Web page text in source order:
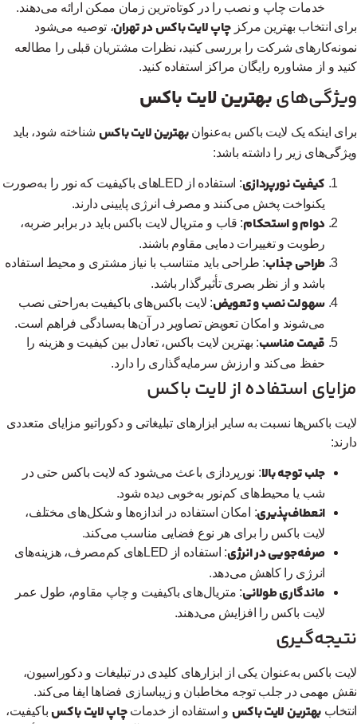
خدمات چاپ و نصب را در کوتاه‌ترین زمان ممکن ارائه می‌دهند.
انتخاب بهترین مرکزچاپ لایت باکس در تهران، توصیه می‌شود
شرکت را بررسی کنید، نظرات مشتریان قبلی را مطالعه
و از مشاوره رایگان مراکز استفاده کنید.
بهترین لایت باکس
اینکه یک لایت باکس به‌عنوانبهترین لایت باکسشناخته شود، باید
زیر را داشته باشد:
کیفیت نورپردازی
: استفاده از LEDهای باکیفیت که نور را به‌صورت
یکنواخت پخش می‌کنند و مصرف انرژی پایینی دارند.
دوام و استحکام: قاب و متریال لایت باکس باید در برابر ضربه،
رطوبت و تغییرات دمایی مقاوم باشند.
طراحی جذاب: طراحی باید متناسب با نیاز مشتری و محیط استفاده
باشد و از نظر بصری تأثیرگذار باشد.
سهولت نصب و تعویض: لایت باکس‌های باکیفیت به‌راحتی نصب
می‌شوند و امکان تعویض تصاویر در آن‌ها به‌سادگی فراهم است.
قیمت مناسب: بهترین لایت باکس، تعادل بین کیفیت و هزینه را
حفظ می‌کند و ارزش سرمایه‌گذاری را دارد.
استفاده از لایت باکس
باکس‌ها نسبت به سایر ابزارهای تبلیغاتی و دکوراتیو مزایای متعددی
جلب توجه بالا: نورپردازی باعث می‌شود که لایت باکس حتی در
شب یا محیط‌های کم‌نور به‌خوبی دیده شود.
انعطاف‌پذیری: امکان استفاده در اندازه‌ها و شکل‌های مختلف،
لایت باکس را برای هر نوع فضایی مناسب می‌کند.
صرفه‌جویی در انرژی
: استفاده از LEDهای کم‌مصرف، هزینه‌های
انرژی را کاهش می‌دهد.
ماندگاری طولانی: متریال‌های باکیفیت و چاپ مقاوم، طول عمر
لایت باکس را افزایش می‌دهند.
باکس به‌عنوان یکی از ابزارهای کلیدی در تبلیغات و دکوراسیون،
مهمی در جلب توجه مخاطبان و زیباسازی فضاها ایفا می‌کند.
بهترین لایت باکسو استفاده از خدماتچاپ لایت باکسباکیفیت،